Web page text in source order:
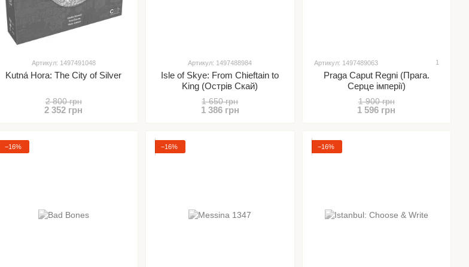
Артикул: 1497491048
Kutná Hora: The City of Silver
2 800 грн
2 352 грн
Артикул: 1497488984
Isle of Skye: From Chieftain to
King (Острів Скай)
1 650 грн
1 386 грн
Артикул: 1497489063 1
Praga Caput Regni (Прага.
Серце імперії)
1 900 грн
1 596 грн
−16% −16% −16%